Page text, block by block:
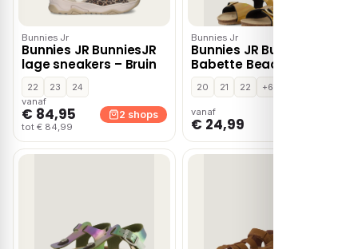
Bunnies Jr
Bunnies JR BunniesJR
lage sneakers – Bruin
22 23
24
vanaf
€ 84,95
tot € 84,99
2 shops
Bunnies Jr
Bunnies JR BunniesJR
Babette Beach
Sandalen goud
Imitatieleer
20 21 22 +6
vanaf
€ 24,99